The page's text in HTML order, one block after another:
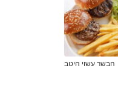
הבשר עשוי היטב